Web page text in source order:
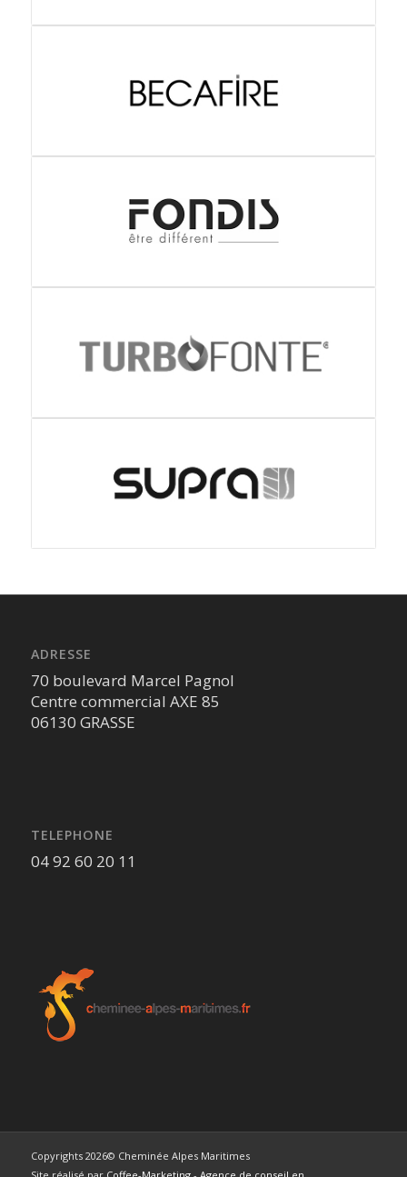
ADRESSE
70 boulevard Marcel Pagnol
Centre commercial AXE 85
06130 GRASSE
TELEPHONE
04 92 60 20 11
Copyrights 2026© Cheminée Alpes Maritimes